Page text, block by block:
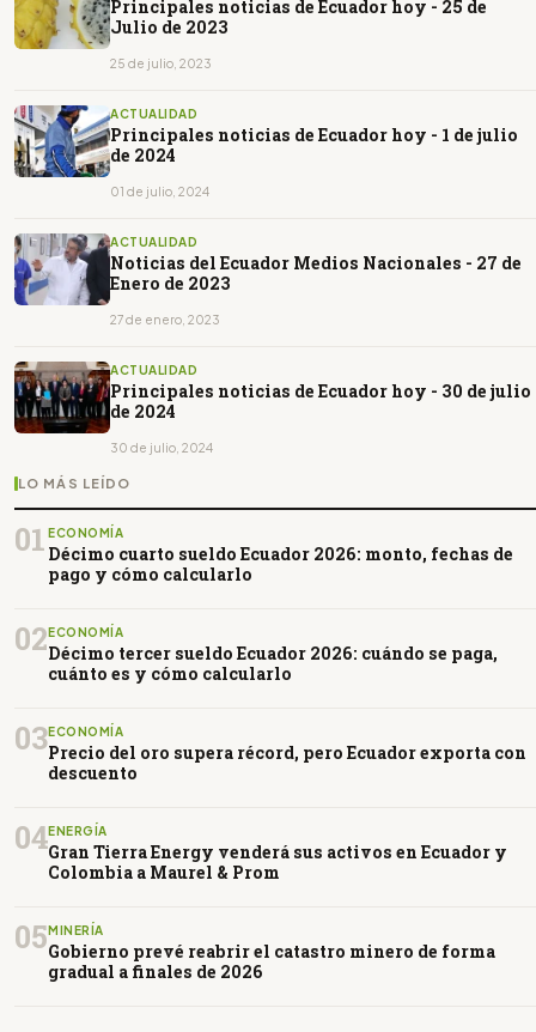
Principales noticias de Ecuador hoy - 25 de
Julio de 2023
25 de julio, 2023
ACTUALIDAD
Principales noticias de Ecuador hoy - 1 de julio
de 2024
01 de julio, 2024
ACTUALIDAD
Noticias del Ecuador Medios Nacionales - 27 de
Enero de 2023
27 de enero, 2023
ACTUALIDAD
Principales noticias de Ecuador hoy - 30 de julio
de 2024
30 de julio, 2024
LO MÁS LEÍDO
01 ECONOMÍA
Décimo cuarto sueldo Ecuador 2026: monto, fechas de
pago y cómo calcularlo
02ECONOMÍA
Décimo tercer sueldo Ecuador 2026: cuándo se paga,
cuánto es y cómo calcularlo
03ECONOMÍA
Precio del oro supera récord, pero Ecuador exporta con
descuento
04ENERGÍA
Gran Tierra Energy venderá sus activos en Ecuador y
Colombia a Maurel & Prom
05MINERÍA
Gobierno prevé reabrir el catastro minero de forma
gradual a finales de 2026